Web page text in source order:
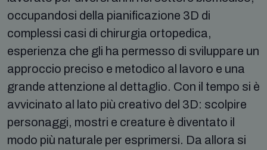
occupandosi della pianificazione 3D di
complessi casi di chirurgia ortopedica,
esperienza che gli ha permesso di sviluppare un
approccio preciso e metodico al lavoro e una
grande attenzione al dettaglio. Con il tempo si è
avvicinato al lato più creativo del 3D: scolpire
personaggi, mostri e creature è diventato il
modo più naturale per esprimersi. Da allora si